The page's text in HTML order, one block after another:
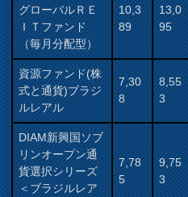
グローバルＲＥ
ＩＴファンド
（毎月分配型）
10,3
89
13,0
95
資源ファンド(株
式と通貨)ブラジ
ルレアル
7,30
8
8,55
3
DIAM新興国ソブ
リンオープン通
貨選択シリーズ
＜ブラジルレア
7,78
5
9,75
3